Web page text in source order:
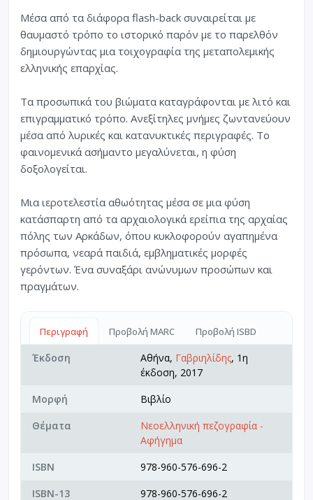
Μέσα από τα διάφορα flash-back συναιρείται με
θαυμαστό τρόπο το ιστορικό παρόν με το παρελθόν
δημιουργώντας μια τοιχογραφία της μεταπολεμικής
ελληνικής επαρχίας.
Τα προσωπικά του βιώματα καταγράφονται με λιτό και
επιγραμματικό τρόπο. Ανεξίτηλες μνήμες ζωντανεύουν
μέσα από λυρικές και κατανυκτικές περιγραφές. Το
φαινομενικά ασήμαντο μεγαλύνεται, η φύση
δοξολογείται.
Μια ιεροτελεστία αθωότητας μέσα σε μια φύση
κατάσπαρτη από τα αρχαιολογικά ερείπια της αρχαίας
πόλης των Αρκάδων, όπου κυκλοφορούν αγαπημένα
πρόσωπα, νεαρά παιδιά, εμβληματικές μορφές
γερόντων. Ένα συναξάρι ανώνυμων προσώπων και
πραγμάτων.
Περιγραφή Προβολή MARC Προβολή ISBD
Έκδοση Αθήνα, Γαβριηλίδης, 1η
έκδοση, 2017
Μορφή
Βιβλίο
Θέματα
Νεοελληνική πεζογραφία -
Αφήγημα
ISBN
978-960-576-696-2
ISBN-13
978-960-576-696-2